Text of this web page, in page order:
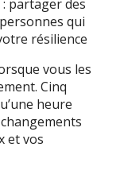
partager des
qui
résilience
vous les
Cinq
heure
et vos